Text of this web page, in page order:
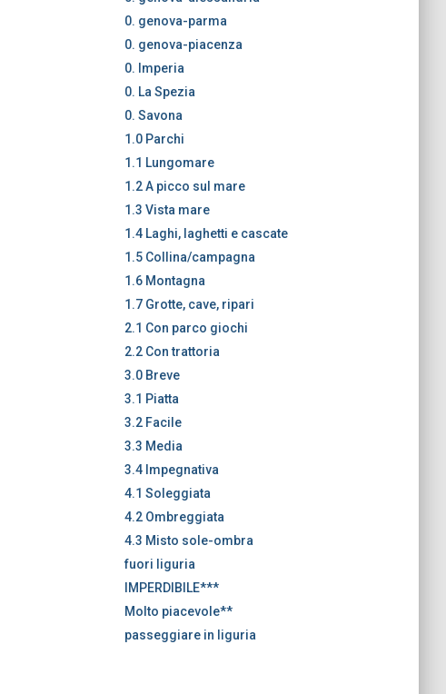
0. genova-parma
0. genova-piacenza
0. Imperia
0. La Spezia
0. Savona
1.0 Parchi
1.1 Lungomare
1.2 A picco sul mare
1.3 Vista mare
1.4 Laghi, laghetti e cascate
1.5 Collina/campagna
1.6 Montagna
1.7 Grotte, cave, ripari
2.1 Con parco giochi
2.2 Con trattoria
3.0 Breve
3.1 Piatta
3.2 Facile
3.3 Media
3.4 Impegnativa
4.1 Soleggiata
4.2 Ombreggiata
4.3 Misto sole-ombra
fuori liguria
IMPERDIBILE***
Molto piacevole**
passeggiare in liguria